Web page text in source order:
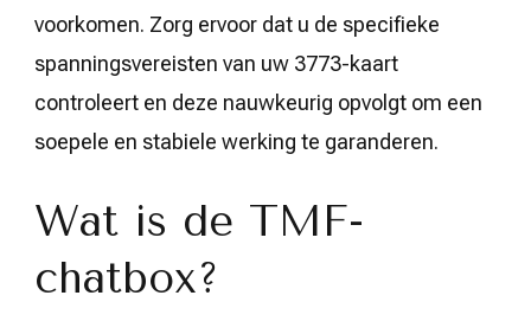
voorkomen. Zorg ervoor dat u de specifieke
spanningsvereisten van uw 3773-kaart
controleert en deze nauwkeurig opvolgt om een
soepele en stabiele werking te garanderen.
Wat is de TMF-
chatbox?